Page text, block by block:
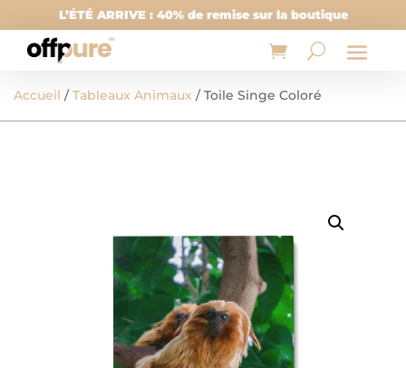
L’ÉTÉ ARRIVE : 40% de remise sur la boutique
Accueil /Tableaux Animaux / Toile Singe Coloré